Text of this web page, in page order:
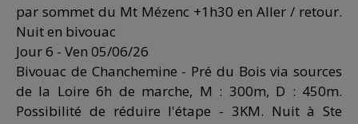
par sommet du Mt Mézenc +1h30 en Aller / retour.
Nuit en bivouac
Jour 6 - Ven 05/06/26
Bivouac de Chanchemine - Pré du Bois via sources
de la Loire 6h de marche, M : 300m, D : 450m.
Possibilité de réduire l'étape - 3KM. Nuit à Ste